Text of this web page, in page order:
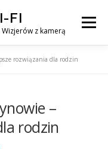
FI
z kamerą
Menu
rozwiązania dla rodzin
–
rodzin